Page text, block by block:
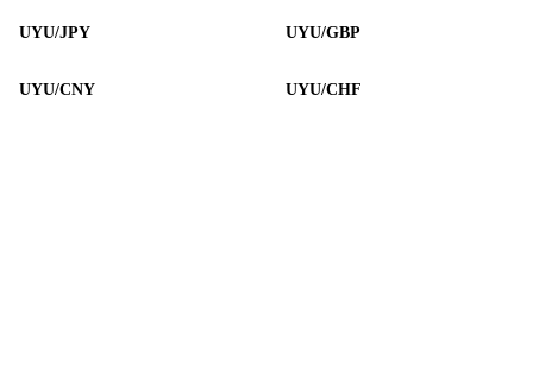
UYU/JPY UYU/GBP
UYU/CNY UYU/CHF